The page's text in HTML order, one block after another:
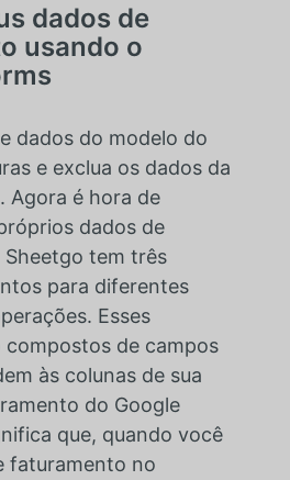
dados de
usando o
dados do modelo do
e exclua os dados da
Agora é hora de
dados de
tem três
para diferentes
Esses
compostos de campos
às colunas de sua
do Google
que, quando você
faturamento no